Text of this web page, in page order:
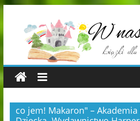
co jem! Makaron" –